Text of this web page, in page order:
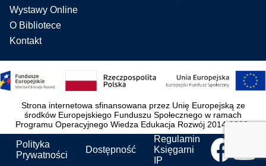
Wystawy Online
O Bibliotece
Kontakt
Strona internetowa sfinansowana przez Unię Europejską ze
środków Europejskiego Funduszu Społecznego w ramach
Programu Operacyjnego Wiedza Edukacja Rozwój 2014-2020.
Polityka
Prywatności
Dostępność
Regulamin
Księgarni
IP